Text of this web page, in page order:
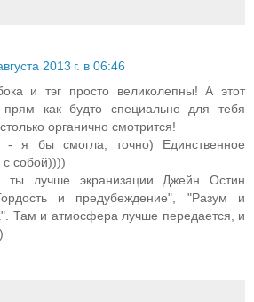
2013 г. в 06:46
и тэг просто великолепны! А этот
как будто специально для тебя
органично смотрится!
- я бы смогла, точно) Единственное
с собой))))
лучше экранизации Джейн Остин
и предубеждение", "Разум и
Там и атмосфера лучше передается, и